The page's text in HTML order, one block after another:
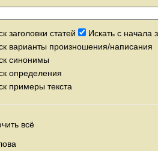
заголовки статей
Искать с начала
варианты произношения/написания
синонимы
определения
примеры текста
всё